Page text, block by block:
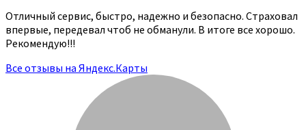
Отличный сервис, быстро, надежно и безопасно. Страховал
впервые, передевал чтоб не обманули. В итоге все хорошо.
Рекомендую!!!
Все отзывы на Яндекс.Карты